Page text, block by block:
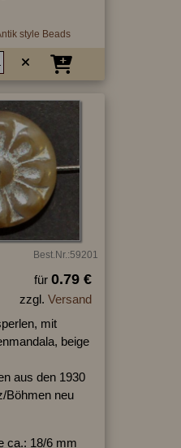
style Beads
Best.Nr.:59201
für 0.79 €
zzgl. Versand
mit
beige
aus den 1930
Böhmen neu
ca.: 18/6 mm